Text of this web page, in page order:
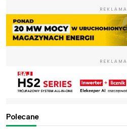
REKLAMA
REKLAMA
Polecane